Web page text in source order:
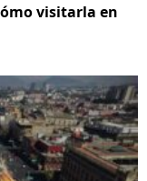
visitarla en